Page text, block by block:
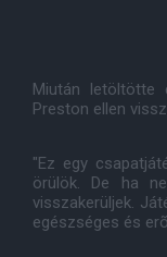
Miután letöltötte
Preston ellen
"Ez egy
örülök. De ha
visszakerüljek.
egészséges és